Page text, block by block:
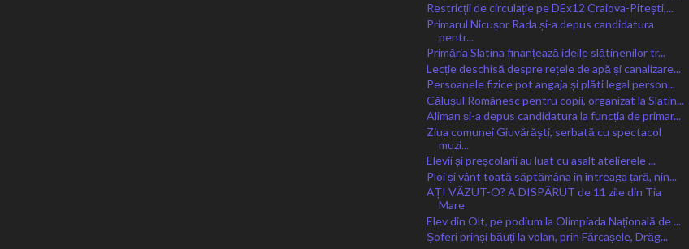
Restricții de circulație pe DEx12 Craiova-Pitești,...
Primarul Nicușor Rada și-a depus candidatura
pentr...
Primăria Slatina finanțează ideile slătinenilor tr...
Lecție deschisă despre rețele de apă și canalizare...
Persoanele fizice pot angaja și plăti legal person...
Călușul Românesc pentru copii, organizat la Slatin...
Aliman și-a depus candidatura la funcția de primar...
Ziua comunei Giuvărăști, serbată cu spectacol
muzi...
Elevii și preșcolarii au luat cu asalt atelierele ...
Ploi și vânt toată săptămâna în întreaga țară, nin...
AȚI VĂZUT-O? A DISPĂRUT de 11 zile din Tia
Mare
Elev din Olt, pe podium la Olimpiada Națională de ...
Șoferi prinși băuți la volan, prin Fărcașele, Drăg...